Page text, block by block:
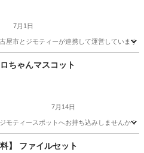
7月1日
屋市とジモティーが連携して運営してい
リユース
ちゃんマスコット
7月14日
ィースポットへお持ち込みしませんか？
マスコット
】 ファイルセット